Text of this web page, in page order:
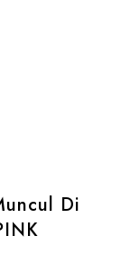
Di